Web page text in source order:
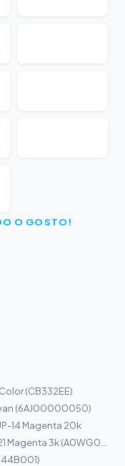
O GOSTO!
(CB332EE)
(6AJ00000050)
14 Magenta 20k